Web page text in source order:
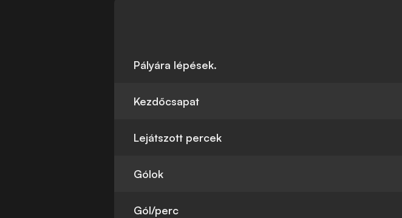
Pályára lépések.
Kezdőcsapat
Lejátszott percek
Gólok
Gól/perc